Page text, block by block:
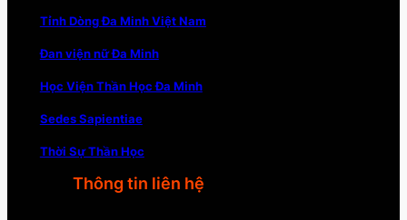
Tỉnh Dòng Đa Minh Việt Nam
Đan viện nữ Đa Minh
Học Viện Thần Học Đa Minh
Sedes Sapientiae
Thời Sự Thần Học
Thông tin liên hệ